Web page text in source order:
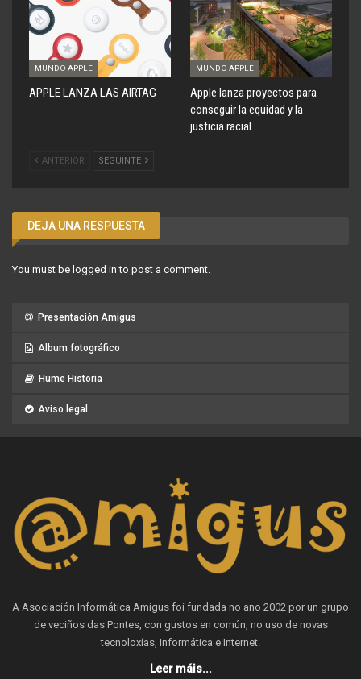
MUNDO APPLE
APPLE LANZA LAS AIRTAG
MUNDO APPLE
Apple lanza proyectos para
conseguir la equidad y la
justicia racial
ANTERIOR SEGUINTE
DEJA UNA RESPUESTA
You must be logged in to post a comment.
Presentación Amigus
Album fotográfico
Hume Historia
Aviso legal
A Asociación Informática Amigus foi fundada no ano 2002 por un grupo
de veciños das Pontes, con gustos en común, no uso de novas
tecnoloxías, Informática e Internet.
Leer máis...